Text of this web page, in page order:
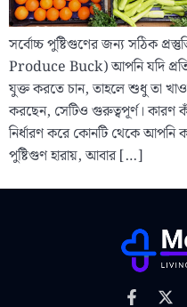
সর্বোচ্চ পুষ্টিগুণের জন্য সঠিক
Produce Buck) আপনি যদি
যুক্ত করতে চান, তাহলে শুধু তা
করছেন, সেটিও গুরুত্বপূর্ণ। কারণ
নির্ধারণ করে কোনটি থেকে আপনি
পুষ্টিগুণ হারায়, আবার […]